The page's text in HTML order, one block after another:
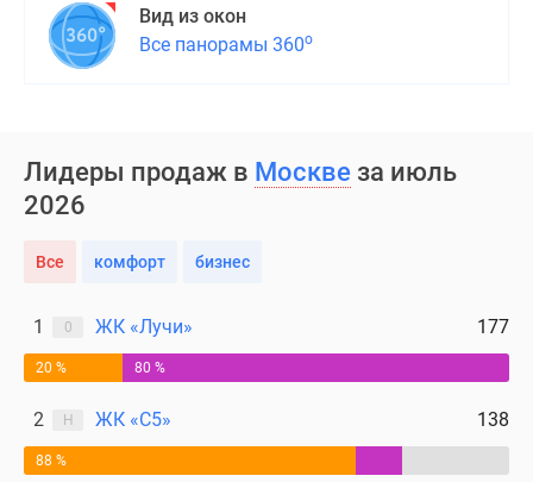
поселки
ипотеку
центры
акции
Вид из окон
Все панорамы 360о
Лидеры продаж в Москве за июль
2026
Все комфорт бизнес
1 0 ЖК «Лучи» 177
20 % 80 %
2 Н ЖК «С5» 138
88 %